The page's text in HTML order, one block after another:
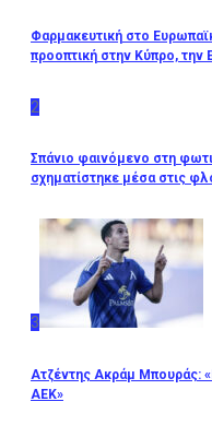
Φαρμακευτική στο
προοπτική στην Κύπρο, την
2
Σπάνιο φαινόμενο στη
σχηματίστηκε μέσα στις
3
Ατζέντης Ακράμ Μπουράς:
ΑΕΚ»